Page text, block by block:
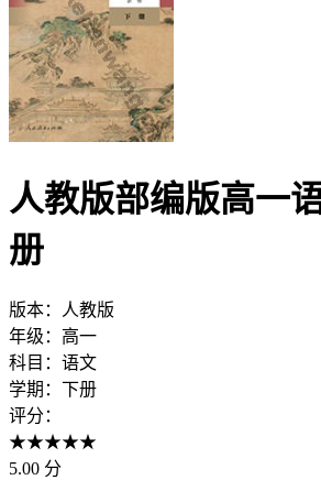
人教版部编版高一
册
版本：
人教版
年级： 高一
科目： 语文
学期： 下册
评分：
★★★★★
5.00 分